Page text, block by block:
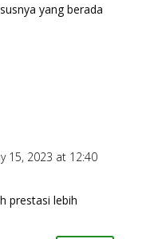
yang berada
15, 2023 at 12:40
prestasi lebih